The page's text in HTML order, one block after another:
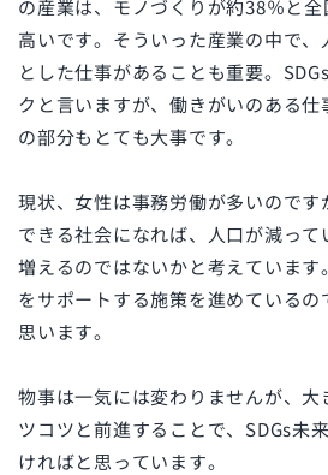
の産業は、モノづくりが約38％と
高いです。そういった産業の中で、
とした仕事があることも重要。
クと言いますが、働きがいのある
の部分もとても大事です。
現状、女性は事務労働が多いので
できる社会になれば、人口が減って
増えるのではないかと考えていま
をサポートする施策を進めているの
思います。
物事は一気には変わりませんが、大
ツコツと前進することで、 SDGs未
ければと思っています。